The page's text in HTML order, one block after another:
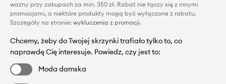
ważny przy zakupach za min. 350 zł. Rabat nie łączy się z innymi
promocjami, a niektóre produkty mogą być wyłączone z rabatu.
Szczegóły na stronie: wykluczenia z promocji.
Chcemy, żeby do Twojej skrzynki trafiało tylko to, co
naprawdę Cię interesuje. Powiedz, czy jest to:
Moda damska